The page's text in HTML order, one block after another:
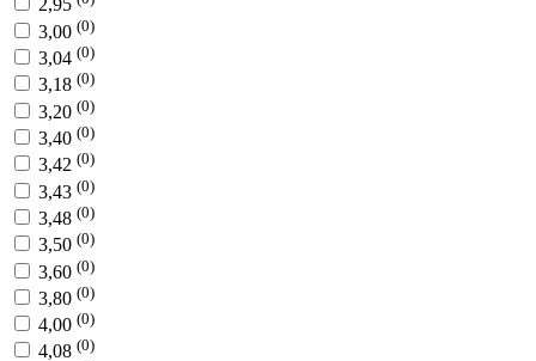
2,95
3,00 (0)
3,04 (0)
3,18 (0)
3,20 (0)
3,40 (0)
3,42 (0)
3,43 (0)
3,48 (0)
3,50 (0)
3,60 (0)
3,80 (0)
4,00 (0)
4,08 (0)